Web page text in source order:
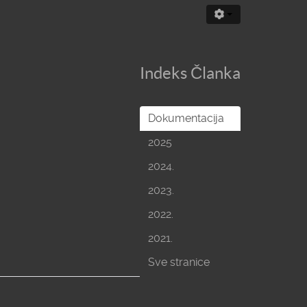
Indeks Članka
Dokumentacija
2025
2024.
2023.
2022.
2021.
Sve stranice